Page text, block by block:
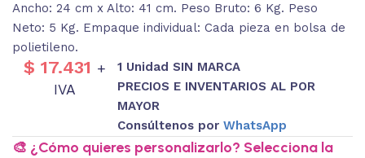
Ancho: 24 cm x Alto: 41 cm. Peso Bruto: 6 Kg. Peso
Neto: 5 Kg. Empaque individual: Cada pieza en bolsa de
polietileno.
$ 17.431 +
IVA
1 Unidad SIN MARCA
PRECIOS E INVENTARIOS AL POR
MAYOR
Consúltenos porWhatsApp
🎨 ¿Cómo quieres personalizarlo? Selecciona la